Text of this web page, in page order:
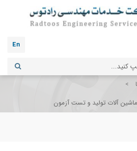
En
>
آلات تولید و تست آزمون